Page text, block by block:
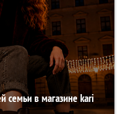
семьи в магазине kari